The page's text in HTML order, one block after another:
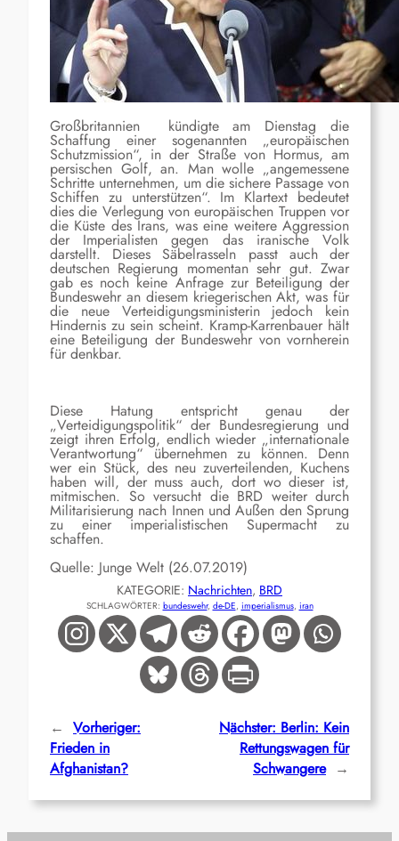
Großbritannien kündigte am Dienstag die
Schaffung einer sogenannten „europäischen
Schutzmission“, in der Straße von Hormus, am
persischen Golf, an. Man wolle „angemessene
Schritte unternehmen, um die sichere Passage von
Schiffen zu unterstützen“. Im Klartext bedeutet
dies die Verlegung von europäischen Truppen vor
die Küste des Irans, was eine weitere Aggression
der Imperialisten gegen das iranische Volk
darstellt. Dieses Säbelrasseln passt auch der
deutschen Regierung momentan sehr gut. Zwar
gab es noch keine Anfrage zur Beteiligung der
Bundeswehr an diesem kriegerischen Akt, was für
die neue Verteidigungsministerin jedoch kein
Hindernis zu sein scheint. Kramp-Karrenbauer hält
eine Beteiligung der Bundeswehr von vornherein
für denkbar.
Diese Hatung entspricht genau der
„Verteidigungspolitik“ der Bundesregierung und
zeigt ihren Erfolg, endlich wieder „internationale
Verantwortung“ übernehmen zu können. Denn
wer ein Stück, des neu zuverteilenden, Kuchens
haben will, der muss auch, dort wo dieser ist,
mitmischen. So versucht die BRD weiter durch
Militarisierung nach Innen und Außen den Sprung
zu einer imperialistischen Supermacht zu
schaffen.
Quelle: Junge Welt (26.07.2019)
KATEGORIE: Nachrichten, BRD
SCHLAGWÖRTER: bundeswehr, de-DE, imperialismus, iran
← Vorheriger:
Frieden in
Afghanistan?
Nächster: Berlin: Kein
Rettungswagen für
Schwangere →